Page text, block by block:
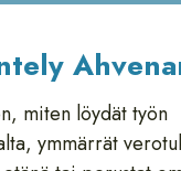
miten löydät työn
ymmärrät